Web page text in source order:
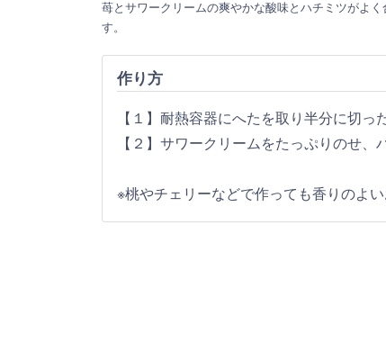
苺とサワークリームの爽やかな酸味とハチミツがよく
す。
作り方
【１】耐熱容器にへたを取り半分に切っ
【２】サワークリームをたっぷりのせ、
※桃やチェリーなどで作っても香りのよい